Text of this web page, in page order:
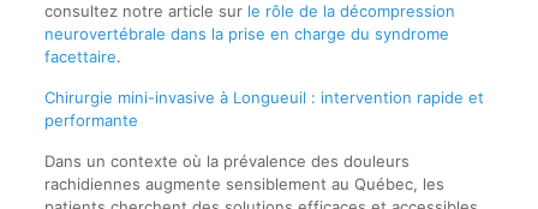
consultez notre article sur le rôle de la décompression
neurovertébrale dans la prise en charge du syndrome
facettaire.
Chirurgie mini-invasive à Longueuil : intervention rapide et
performante
Dans un contexte où la prévalence des douleurs
rachidiennes augmente sensiblement au Québec, les